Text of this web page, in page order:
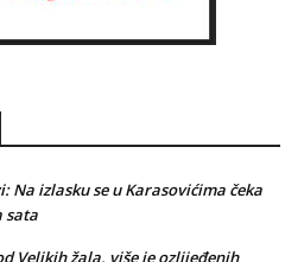
Na izlasku se u Karasovićima čeka
sata
Velikih žala, više je ozlijeđenih